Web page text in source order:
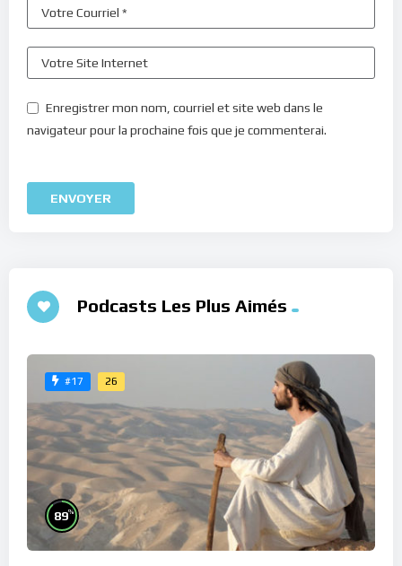
Enregistrer mon nom, courriel et site web dans le
navigateur pour la prochaine fois que je commenterai.
Podcasts Les Plus Aimés
#17 26
89%